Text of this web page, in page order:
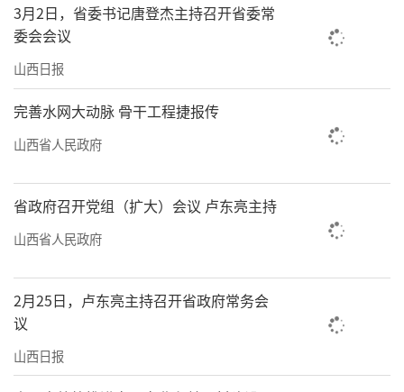
3月2日，省委书记唐登杰主持召开省委常
委会会议
山西日报
完善水网大动脉 骨干工程捷报传
山西省人民政府
省政府召开党组（扩大）会议 卢东亮主持
山西省人民政府
2月25日，卢东亮主持召开省政府常务会
议
山西日报